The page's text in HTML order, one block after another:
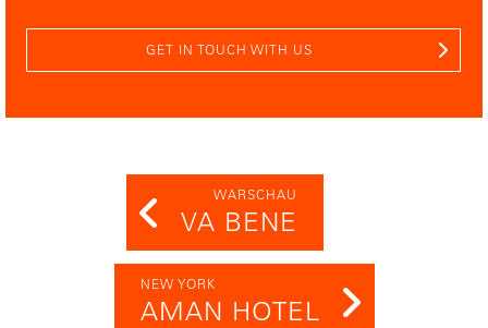
GET IN TOUCH WITH US
WARSCHAU
VA BENE
NEW YORK
AMAN HOTEL